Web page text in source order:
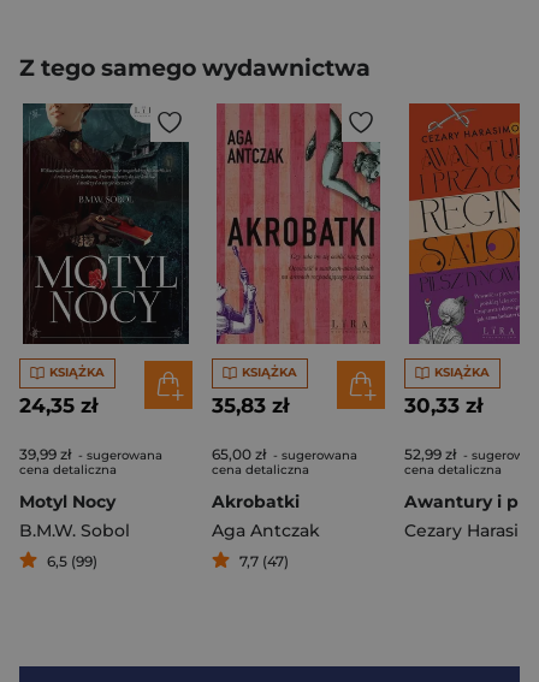
Z tego samego wydawnictwa
KSIĄŻKA
24,35 zł
39,99 zł - sugerowana
cena detaliczna
Motyl Nocy
B.M.W. Sobol
6,5 (99)
KSIĄŻKA
35,83 zł
65,00 zł - sugerowana
cena detaliczna
Akrobatki
Aga Antczak
7,7 (47)
KSIĄŻKA
30,33 zł
52,99 zł -
cena detaliczna